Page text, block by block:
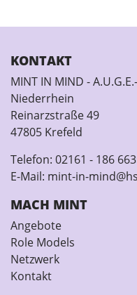
KONTAKT
MINT IN MIND -
Niederrhein
Reinarzstraße 49
47805 Krefeld
Telefon: 02161 - 186
E-Mail: mint-in-
MACH MINT
Angebote
Role Models
Netzwerk
Kontakt